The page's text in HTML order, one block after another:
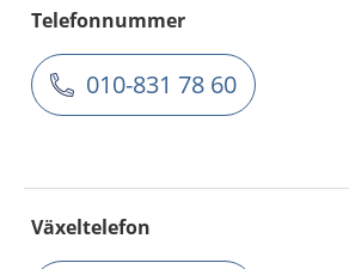
Telefonnummer
010-831 78 60
Växeltelefon